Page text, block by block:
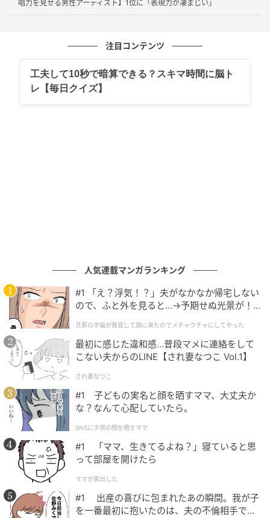
元カレにいたら絶対に忘れることはできず一生引きずりそうで
す。（50歳/女性）
かっこよさと、色気があって、声のトーンなども含めてすべて
が忘れられなそう。（47歳/女性）
静かな色気と誠実さで、別れた後ほど恋しくなりそうで、元カ
レにいたら絶対忘れられない沼俳優だからです。（65歳/女
性）
第1位：佐藤健（22票）
唱力を見せる男性アーティスト】1位に「表現力が凄まじい」
注目コンテンツ
工夫して10秒で暗算できる？スキマ時間に脳ト
レ【毎日クイズ】
人気連載マンガランキング
#1 「え？浮気！？」夫がなかなか帰宅しない
ので、ふと外を見ると…→予期せぬ光景が！
クチャにしてやった
旦那の不倫が発覚して頭に来たのでメチャクチャにしてやった
最初に感じた違和感…普段マメに連絡をして
こない夫からのLINE【され妻なつこ Vol.1】
され妻なつこ
#1 子どもの実名と顔を晒すママ、大丈夫か
な？なんて心配していたら。
SNSに子供の顔を晒すママ
#1 「ママ、生きてるよね？」寝ていると思
って部屋を開けたら
ママが家出した
#1 出産の喜びに包まれたあの瞬間。我が子
を一番最初に抱いたのは、夫の不倫相手でし